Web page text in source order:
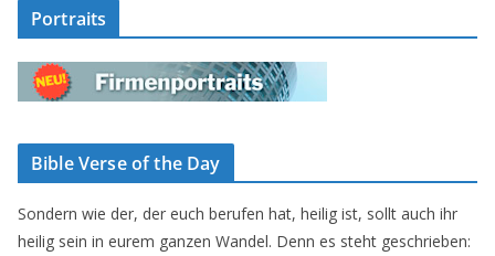
Portraits
Bible Verse of the Day
Sondern wie der, der euch berufen hat, heilig ist, sollt auch ihr
heilig sein in eurem ganzen Wandel. Denn es steht geschrieben: